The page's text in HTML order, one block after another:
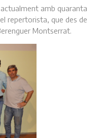
amb quaranta
repertorista, que des de
Montserrat.